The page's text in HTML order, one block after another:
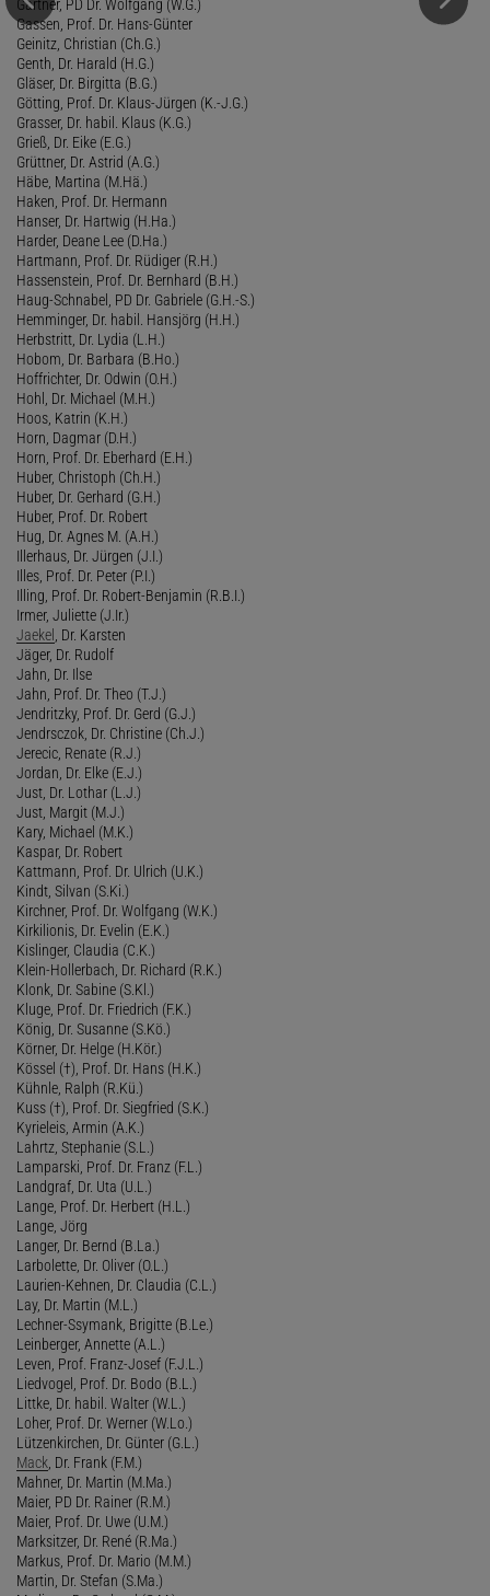
Gärtner, PD Dr. Wolfgang (W.G.)
Gassen, Prof. Dr. Hans-Günter
Geinitz, Christian (Ch.G.)
Genth, Dr. Harald (H.G.)
Gläser, Dr. Birgitta (B.G.)
Götting, Prof. Dr. Klaus-Jürgen (K.-J.G.)
Grasser, Dr. habil. Klaus (K.G.)
Grieß, Dr. Eike (E.G.)
Grüttner, Dr. Astrid (A.G.)
Häbe, Martina (M.Hä.)
Haken, Prof. Dr. Hermann
Hanser, Dr. Hartwig (H.Ha.)
Harder, Deane Lee (D.Ha.)
Hartmann, Prof. Dr. Rüdiger (R.H.)
Hassenstein, Prof. Dr. Bernhard (B.H.)
Haug-Schnabel, PD Dr. Gabriele (G.H.-S.)
Hemminger, Dr. habil. Hansjörg (H.H.)
Herbstritt, Dr. Lydia (L.H.)
Hobom, Dr. Barbara (B.Ho.)
Hoffrichter, Dr. Odwin (O.H.)
Hohl, Dr. Michael (M.H.)
Hoos, Katrin (K.H.)
Horn, Dagmar (D.H.)
Horn, Prof. Dr. Eberhard (E.H.)
Huber, Christoph (Ch.H.)
Huber, Dr. Gerhard (G.H.)
Huber, Prof. Dr. Robert
Hug, Dr. Agnes M. (A.H.)
Illerhaus, Dr. Jürgen (J.I.)
Illes, Prof. Dr. Peter (P.I.)
Illing, Prof. Dr. Robert-Benjamin (R.B.I.)
Irmer, Juliette (J.Ir.)
Jaekel , Dr. Karsten
Jäger, Dr. Rudolf
Jahn, Dr. Ilse
Jahn, Prof. Dr. Theo (T.J.)
Jendritzky, Prof. Dr. Gerd (G.J.)
Jendrsczok, Dr. Christine (Ch.J.)
Jerecic, Renate (R.J.)
Jordan, Dr. Elke (E.J.)
Just, Dr. Lothar (L.J.)
Just, Margit (M.J.)
Kary, Michael (M.K.)
Kaspar, Dr. Robert
Kattmann, Prof. Dr. Ulrich (U.K.)
Kindt, Silvan (S.Ki.)
Kirchner, Prof. Dr. Wolfgang (W.K.)
Kirkilionis, Dr. Evelin (E.K.)
Kislinger, Claudia (C.K.)
Klein-Hollerbach, Dr. Richard (R.K.)
Klonk, Dr. Sabine (S.Kl.)
Kluge, Prof. Dr. Friedrich (F.K.)
König, Dr. Susanne (S.Kö.)
Körner, Dr. Helge (H.Kör.)
Kössel (†), Prof. Dr. Hans (H.K.)
Kühnle, Ralph (R.Kü.)
Kuss (†), Prof. Dr. Siegfried (S.K.)
Kyrieleis, Armin (A.K.)
Lahrtz, Stephanie (S.L.)
Lamparski, Prof. Dr. Franz (F.L.)
Landgraf, Dr. Uta (U.L.)
Lange, Prof. Dr. Herbert (H.L.)
Lange, Jörg
Langer, Dr. Bernd (B.La.)
Larbolette, Dr. Oliver (O.L.)
Laurien-Kehnen, Dr. Claudia (C.L.)
Lay, Dr. Martin (M.L.)
Lechner-Ssymank, Brigitte (B.Le.)
Leinberger, Annette (A.L.)
Leven, Prof. Franz-Josef (F.J.L.)
Liedvogel, Prof. Dr. Bodo (B.L.)
Littke, Dr. habil. Walter (W.L.)
Loher, Prof. Dr. Werner (W.Lo.)
Lützenkirchen, Dr. Günter (G.L.)
Mack , Dr. Frank (F.M.)
Mahner, Dr. Martin (M.Ma.)
Maier, PD Dr. Rainer (R.M.)
Maier, Prof. Dr. Uwe (U.M.)
Marksitzer, Dr. René (R.Ma.)
Markus, Prof. Dr. Mario (M.M.)
Martin, Dr. Stefan (S.Ma.)